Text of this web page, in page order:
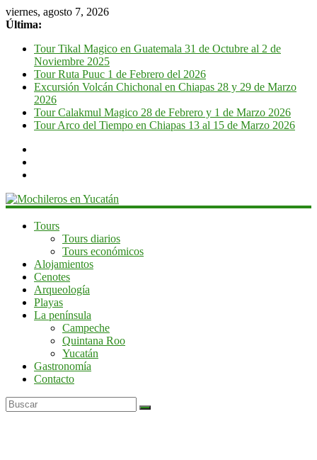
viernes, agosto 7, 2026
Última:
Tour Tikal Magico en Guatemala 31 de Octubre al 2 de
Noviembre 2025
Tour Ruta Puuc 1 de Febrero del 2026
Excursión Volcán Chichonal en Chiapas 28 y 29 de Marzo
2026
Tour Calakmul Magico 28 de Febrero y 1 de Marzo 2026
Tour Arco del Tiempo en Chiapas 13 al 15 de Marzo 2026
Mochileros
Yucatán
Yucatán
Tours
Tours diarios
Tours económicos
Alojamientos
Cenotes
Arqueología
Playas
La península
Campeche
Quintana Roo
Yucatán
Gastronomía
Contacto